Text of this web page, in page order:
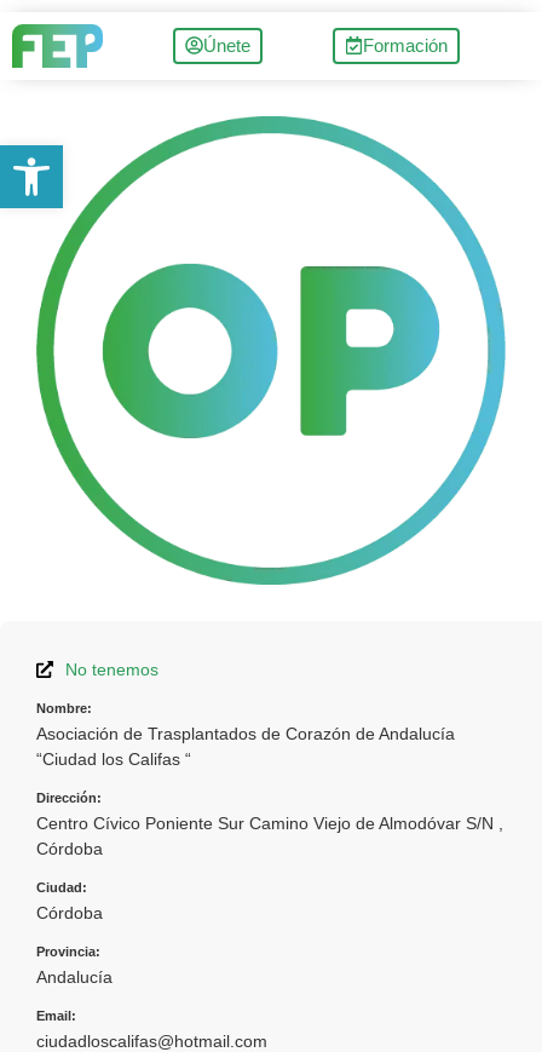
Únete Formación
No tenemos
Nombre:
Asociación de Trasplantados de Corazón de Andalucía
“Ciudad los Califas “
Dirección:
Centro Cívico Poniente Sur Camino Viejo de Almodóvar S/N ,
Córdoba
Ciudad:
Córdoba
Provincia:
Andalucía
Email:
ciudadloscalifas@hotmail.com
Abrir barra de herramientas